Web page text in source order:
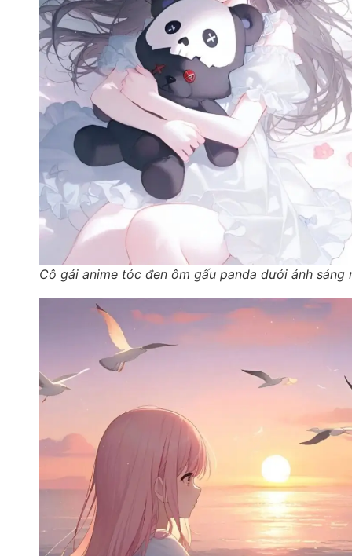
Cô gái anime tóc đen ôm gấu panda dưới ánh sáng